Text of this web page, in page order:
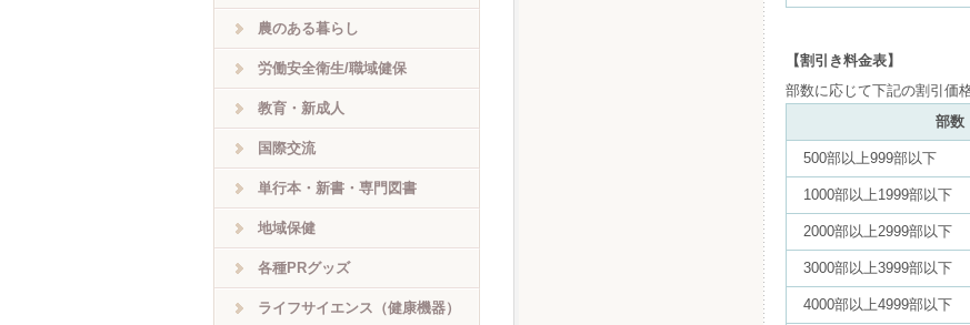
【割引き料金表】
部数に応じて下記の割引価
部数
500部以上999部以下
1000部以上1999部以下
2000部以上2999部以下
3000部以上3999部以下
4000部以上4999部以下
農のある暮らし
労働安全衛生/職域健保
教育・新成人
国際交流
単行本・新書・専門図書
地域保健
各種PRグッズ
ライフサイエンス（健康機器）